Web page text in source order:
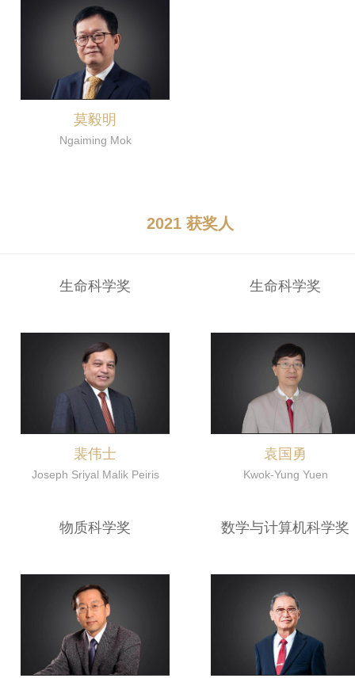
莫毅明
Ngaiming Mok
2021 获奖人
生命科学奖
裴伟士
Joseph Sriyal Malik Peiris
生命科学奖
袁国勇
Kwok-Yung Yuen
物质科学奖 数学与计算机科学奖